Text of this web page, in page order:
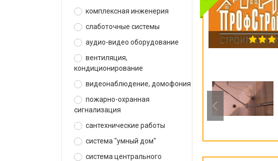
комплексная инженерия
слаботочные системы
аудио-видео оборудование
вентиляция,
кондиционирование
видеонаблюдение, домофония
пожарно-охранная
сигнализация
сантехнические работы
система "умный дом"
система центрального